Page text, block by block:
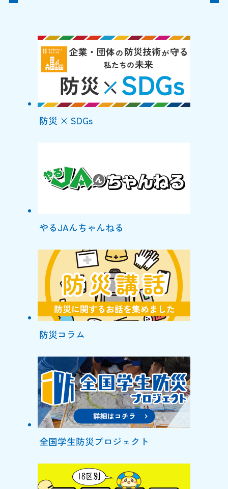
防災 × SDGs
やるJAんちゃんねる
防災コラム
全国学生防災プロジェクト